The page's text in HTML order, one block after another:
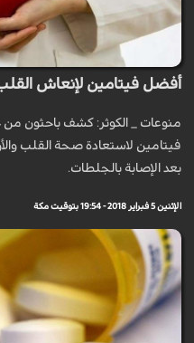
أفضل فيتامين لإنعاش القلب
منوعات _ الكوثر: كشف باحثون من
فيتامين لاستعادة صحة القلب
بعد الإصابة بالجلطات.
الإثنين 5 فبراير 2018 - 19:54 بتوقيت مكة